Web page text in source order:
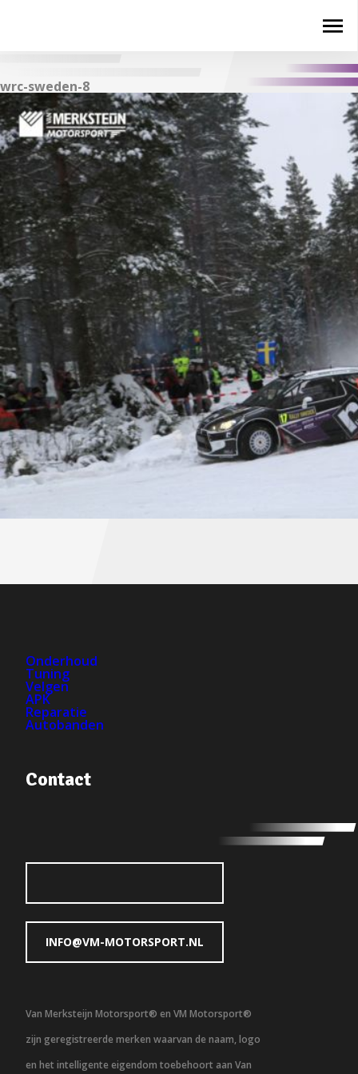
wrc-sweden-8
Onderhoud
Tuning
Velgen
APK
Reparatie
Autobanden
Contact
INFO@VM-MOTORSPORT.NL
Van Merksteijn Motorsport® en VM Motorsport®
zijn geregistreerde merken waarvan de naam, logo
en het intelligente eigendom toebehoort aan Van